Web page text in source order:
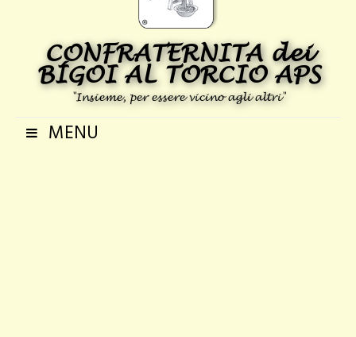
CONFRATERNITA dei
BÍGOI AL TORCIO APS
"Insieme, per essere vicino agli altri"
Navigazione
MENU